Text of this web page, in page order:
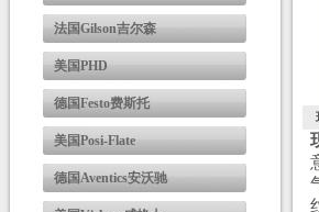
法国Gilson吉尔森
美国PHD
德国Festo费斯托
美国Posi-Flate
德国Aventics安沃驰